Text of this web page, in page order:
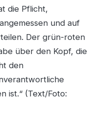
die Pflicht,
und auf
Der grün-roten
über den Kopf, die
den
ist.“ (Text/Foto: